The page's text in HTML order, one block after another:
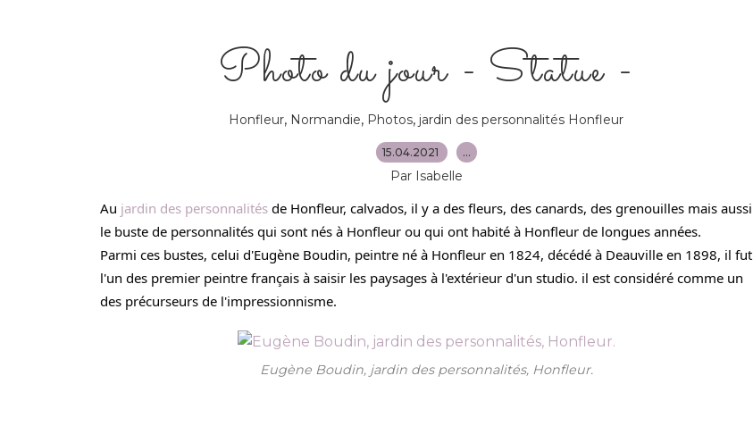
Photo du jour - Statue -
Honfleur, Normandie, Photos, jardin des personnalités Honfleur
15.04.2021 …
Par Isabelle
Au jardin des personnalités de Honfleur, calvados, il y a des fleurs, des canards, des grenouilles mais aussi
le buste de personnalités qui sont nés à Honfleur ou qui ont habité à Honfleur de longues années.
Parmi ces bustes, celui d'Eugène Boudin, peintre né à Honfleur en 1824, décédé à Deauville en 1898, il fut
l'un des premier peintre français à saisir les paysages à l'extérieur d'un studio. il est considéré comme un
des précurseurs de l'impressionnisme.
Eugène Boudin, jardin des personnalités, Honfleur.